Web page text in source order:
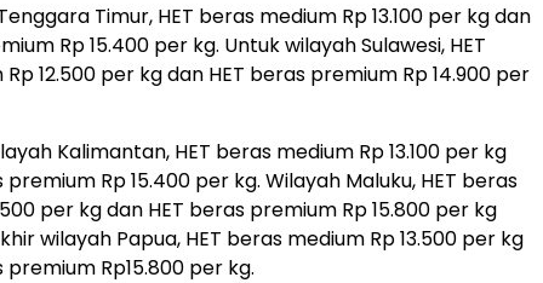
Timur, HET beras medium Rp 13.100 per kg dan
Rp 15.400 per kg. Untuk wilayah Sulawesi, HET
12.500 per kg dan HET beras premium Rp 14.900 per
Kalimantan, HET beras medium Rp 13.100 per kg
premium Rp 15.400 per kg. Wilayah Maluku, HET beras
per kg dan HET beras premium Rp 15.800 per kg
wilayah Papua, HET beras medium Rp 13.500 per kg
premium Rp15.800 per kg.